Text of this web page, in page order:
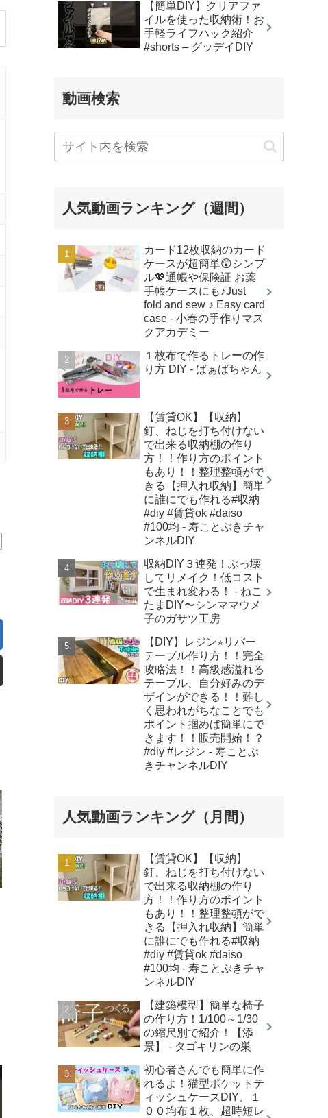
【簡単DIY】クリアファ
イルを使った収納術！お
手軽ライフハック紹介
#shorts – グッデイDIY
動画検索
人気動画ランキング（週間）
カード12枚収納のカード
ケースが超簡単😲シンプ
ル💖通帳や保険証 お薬
手帳ケースにも♪Just
fold and sew ♪ Easy card
case - 小春の手作りマス
クアカデミー
１枚布で作るトレーの作
り方 DIY - ばぁばちゃん
【賃貸OK】【収納】
釘、ねじを打ち付けない
で出来る収納棚の作り
方！！作り方のポイント
もあり！！整理整頓がで
きる【押入れ収納】簡単
に誰にでも作れる#収納
#diy #賃貸ok #daiso
#100均 - 寿ことぶきチャ
ンネルDIY
収納DIY３連発！ぶっ壊
してリメイク！低コスト
で生まれ変わる！ - ねこ
たまDIY〜シンママウメ
子のガサツ工房
【DIY】レジン⭐︎リバー
テーブル作り方！！完全
攻略法！！高級感溢れる
テーブル、自分好みのデ
ザインができる！！難し
く思われがちなことでも
ポイント掴めば簡単にで
きます！！販売開始！？
#diy #レジン - 寿ことぶ
きチャンネルDIY
人気動画ランキング（月間）
【賃貸OK】【収納】
釘、ねじを打ち付けない
で出来る収納棚の作り
方！！作り方のポイント
もあり！！整理整頓がで
きる【押入れ収納】簡単
に誰にでも作れる#収納
#diy #賃貸ok #daiso
#100均 - 寿ことぶきチャ
ンネルDIY
【建築模型】簡単な椅子
の作り方！1/100～1/30
の縮尺別で紹介！【添
景】 - タゴキリンの巣
初心者さんでも簡単に作
れるよ！猫型ポケットテ
ィッシュケースDIY、１
００均布１枚、超時短レ